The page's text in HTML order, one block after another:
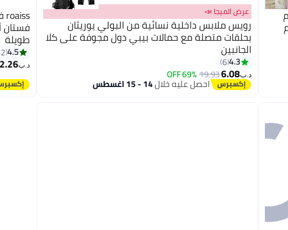
عرض الميجا 📣
رويس ملابس داخلية نسائية من البولي يوريثان
بحلقات متصلة مع حمالات بيبي دول مجوفة على كلا
الجانبين
4.3
6
د.ب‏6.08
19.93
69% OFF
احصل عليه خلال14 - 15 اغسطس
فستان
طويلة
4.5
د.ب‏